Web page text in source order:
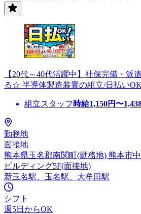
【20代～40代活躍中】社保完備・
る☆ 半導体製造装置の組立/日払いOK
組立スタッフ 時給1,150円〜
勤務地
面接地
熊本県玉名郡南関町(勤務地) 熊本市
ビルディング5F(面接地)
新玉名駅、玉名駅、大牟田駅
シフト
週5日からOK